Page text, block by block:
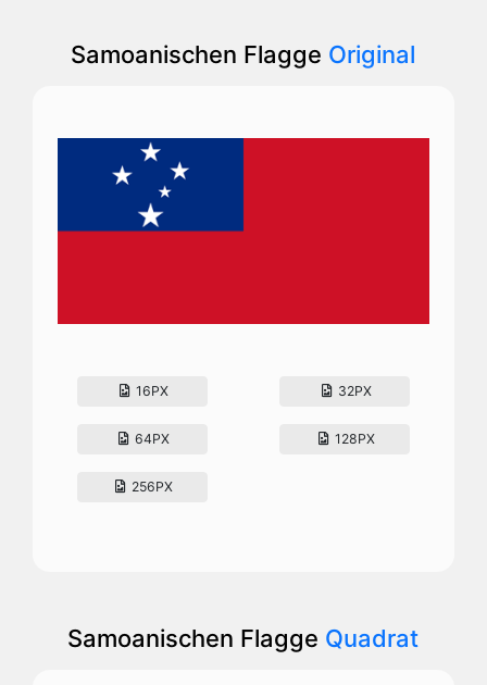
Samoanischen Flagge Original
16PX 32PX
64PX 128PX
256PX
Samoanischen Flagge Quadrat